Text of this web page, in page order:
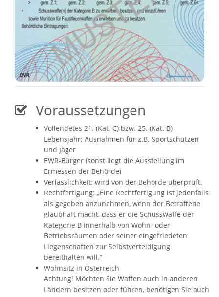
Voraussetzungen
Vollendetes 21. (Kat. C) bzw. 25. (Kat. B)
Lebensjahr; Ausnahmen für z.B. Sportschützen
und Jäger
EWR-Bürger (sonst liegt die Ausstellung im
Ermessen der Behörde)
Verlässlichkeit: wird von der Behörde überprüft.
Rechtfertigung: „Eine Rechtfertigung ist jedenfalls
als gegeben anzunehmen, wenn der Betroffene
glaubhaft macht, dass er die Schusswaffe der
Kategorie B innerhalb von Wohn- oder
Betriebsräumen oder seiner eingefriedeten
Liegenschaften zur Selbstverteidigung
bereithalten will.“
Wohnsitz in Österreich
Achtung! Möchten Sie Waffen auch in anderen
Ländern besitzen oder führen, benötigen Sie auch